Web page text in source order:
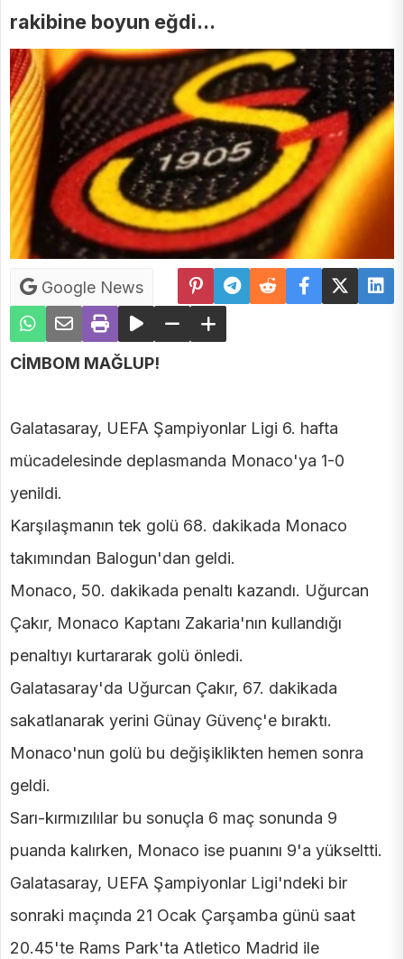
rakibine boyun eğdi...
Google News
CİMBOM MAĞLUP!
Galatasaray, UEFA Şampiyonlar Ligi 6. hafta
mücadelesinde deplasmanda Monaco'ya 1-0
yenildi.
Karşılaşmanın tek golü 68. dakikada Monaco
takımından Balogun'dan geldi.
Monaco, 50. dakikada penaltı kazandı. Uğurcan
Çakır, Monaco Kaptanı Zakaria'nın kullandığı
penaltıyı kurtararak golü önledi.
Galatasaray'da Uğurcan Çakır, 67. dakikada
sakatlanarak yerini Günay Güvenç'e bıraktı.
Monaco'nun golü bu değişiklikten hemen sonra
geldi.
Sarı-kırmızılılar bu sonuçla 6 maç sonunda 9
puanda kalırken, Monaco ise puanını 9'a yükseltti.
Galatasaray, UEFA Şampiyonlar Ligi'ndeki bir
sonraki maçında 21 Ocak Çarşamba günü saat
20.45'te Rams Park'ta Atletico Madrid ile